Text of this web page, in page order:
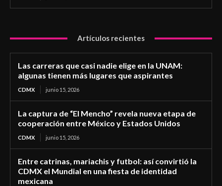
Artículos recientes
Las carreras que casi nadie elige en la UNAM:
algunas tienen más lugares que aspirantes
CDMX junio 15, 2026
La captura de “El Mencho” revela nueva etapa de
cooperación entre México y Estados Unidos
CDMX junio 15, 2026
Entre catrinas, mariachis y futbol: así convirtió la
CDMX el Mundial en una fiesta de identidad
mexicana